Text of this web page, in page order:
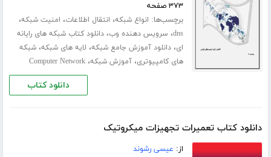
۳۷۳ صفحه
برچسب‌ها: انواع شبکه، انتقال اطلاعات، امنیت شبکه،
dns، سرویس دهنده وب،دانلود کتاب شبکه های رایانه
ای،دانلود آموزش جامع شبکه، لایه های شبکه،شبکه
های کامپیوتری،آموزش شبکه،Computer Network
دانلود کتاب
دانلود کتاب تعمیرات تجهیزات میکروتیک
از: عیسی رشوند